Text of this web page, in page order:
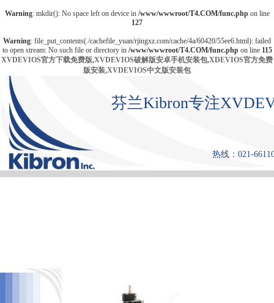
Warning: mkdir(): No space left on device in /www/wwwroot/T4.COM/func.phpon line
127
Warning: file_put_contents(./cachefile_yuan/rjingxz.com/cache/4a/60420/55ee6.html): failed
to open stream: No such file or directory in /www/wwwroot/T4.COM/func.phpon line 115
XVDEVIOS官方下载免费版,XVDEVIOS破解版安卓手机安装包,XDEVIOS官方免费
版安装,XVDEVIOS中文版安装包
芬兰Kibron专注
热线：021-
首 页 产品中心 张力仪